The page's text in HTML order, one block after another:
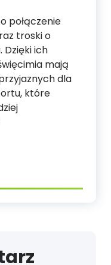
połączenie
troski o
Dzięki ich
mają
dla
które